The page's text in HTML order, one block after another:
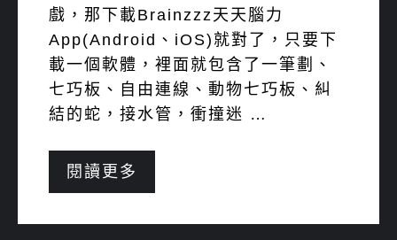
戲，那下載Brainzzz天天腦力
App(Android、iOS)就對了，只要下
載一個軟體，裡面就包含了一筆劃、
七巧板、自由連線、動物七巧板、糾
結的蛇，接水管，衝撞迷 …
閱讀更多